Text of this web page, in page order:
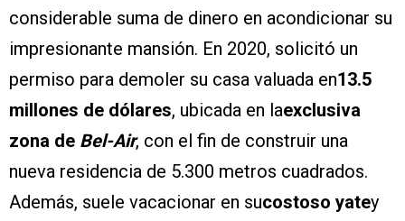
considerable suma de dinero en acondicionar su
impresionante mansión. En 2020, solicitó un
permiso para demoler su casa valuada en13.5
millones de dólares, ubicada en laexclusiva
zona de Bel-Air, con el fin de construir una
nueva residencia de 5.300 metros cuadrados.
Además, suele vacacionar en sucostoso yatey